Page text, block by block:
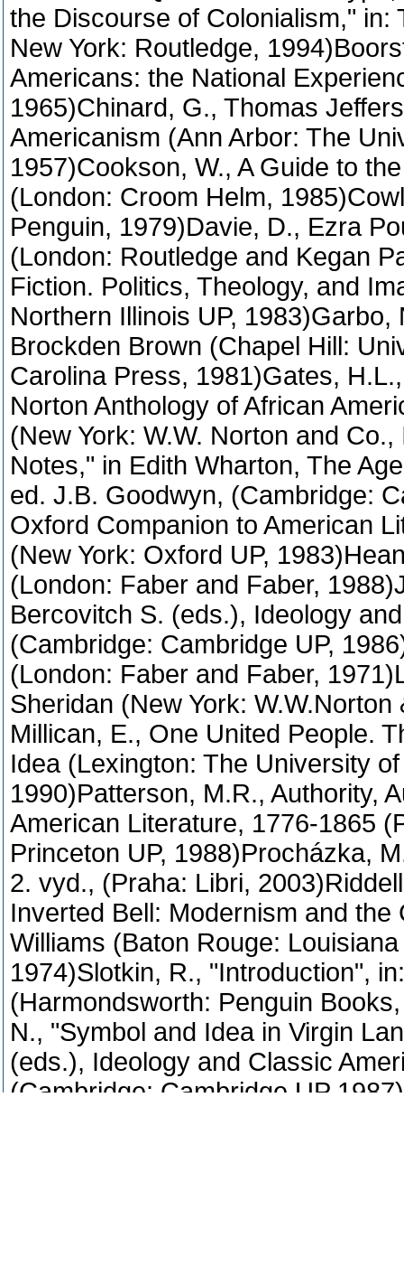
the Discourse of Colonialism,"
New York: Routledge,
Americans: the National
1965)Chinard, G., Thomas
Americanism (Ann Arbor: The
1957)Cookson, W., A Guide to
(London: Croom Helm,
Penguin, 1979)Davie, D., Ezra
(London: Routledge and Kegan
Fiction. Politics, Theology, and
Northern Illinois UP,
Brockden Brown (Chapel Hill:
Carolina Press, 1981)Gates,
Norton Anthology of African
(New York: W.W. Norton and
Notes," in Edith Wharton, The
ed. J.B. Goodwyn, (Cambridge:
Oxford Companion to American
(New York: Oxford UP,
(London: Faber and Faber,
Bercovitch S. (eds.), Ideology
(Cambridge: Cambridge UP,
(London: Faber and Faber,
Sheridan (New York:
Millican, E., One United People.
Idea (Lexington: The University
1990)Patterson, M.R., Authority,
American Literature, 1776-1865
Princeton UP, 1988)Procházka,
2. vyd., (Praha: Libri,
Inverted Bell: Modernism and
Williams (Baton Rouge:
1974)Slotkin, R., "Introduction",
(Harmondsworth: Penguin
N., "Symbol and Idea in Virgin
(eds.), Ideology and Classic
(Cambridge: Cambridge UP